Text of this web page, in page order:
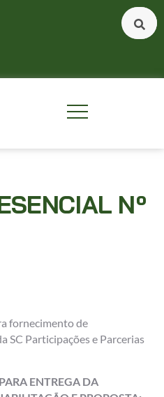
Nº
fornecimento de
SC Participações e Parcerias
ENTREGA DA